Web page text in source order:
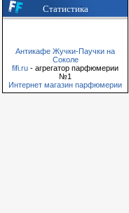
Статистика
Антикафе Жучки-Паучки на
Соколе
fifi.ru - агрегатор парфюмерии
№1
Интернет магазин парфюмерии